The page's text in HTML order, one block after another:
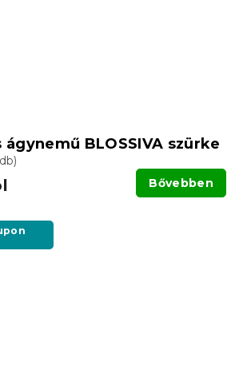
ágynemű BLOSSIVA szürke
Bővebben